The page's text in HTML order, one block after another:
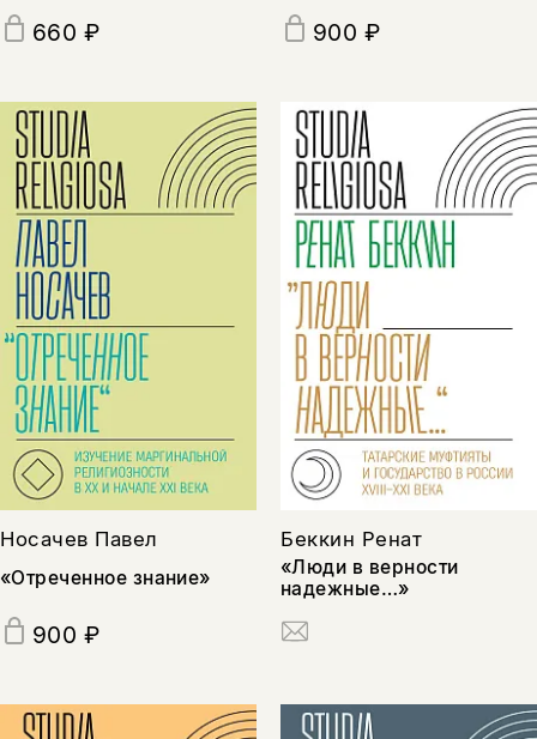
660 ₽ 900 ₽
Носачев Павел
«Отреченное знание»
900 ₽
Беккин Ренат
«Люди в верности
надежные…»